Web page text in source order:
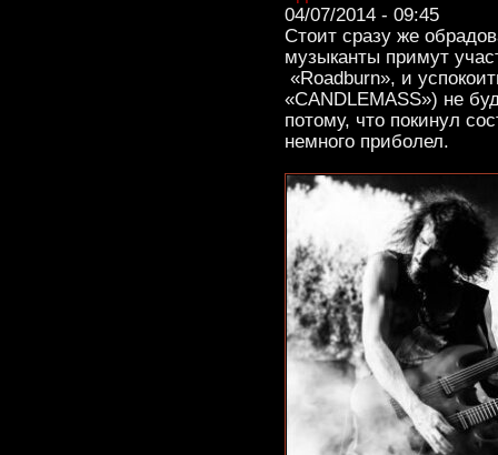
04/07/2014 - 09:45
Стоит сразу же
музыканты примут
«Roadburn», и
«CANDLEMASS») не
потому, что покинул
немного приболел.